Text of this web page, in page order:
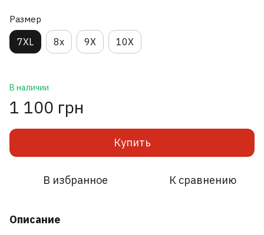
Размер
7XL 8х 9X 10X
В наличии
1 100 грн
Купить
В избранное К сравнению
Описание